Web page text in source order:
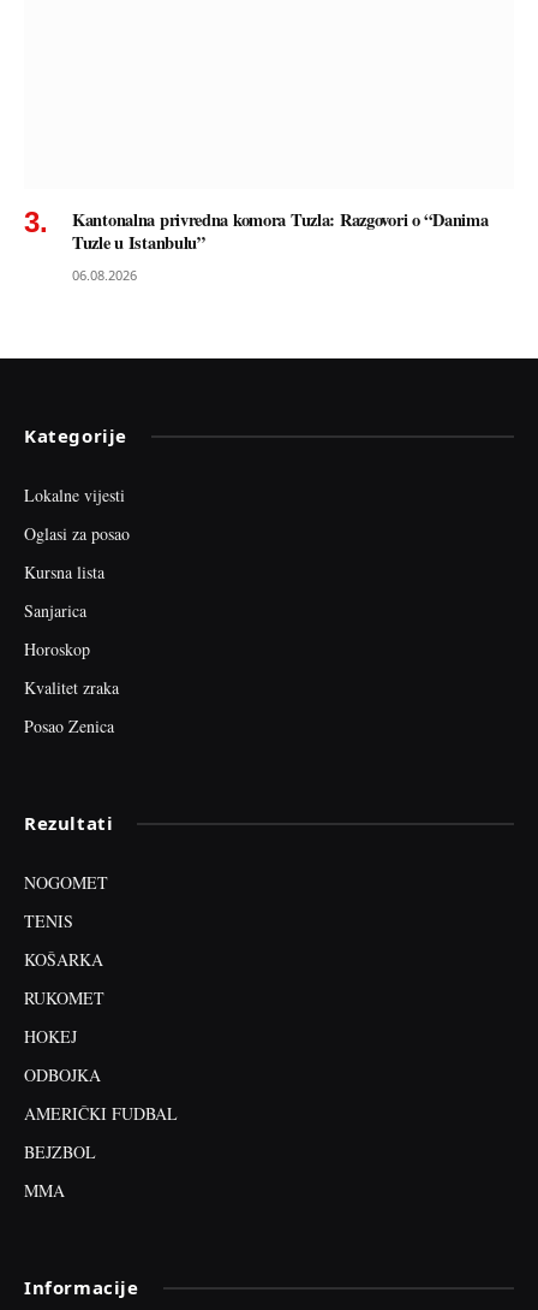
Kantonalna privredna komora Tuzla: Razgovori o “Danima
Tuzle u Istanbulu”
06.08.2026
Kategorije
Lokalne vijesti
Oglasi za posao
Kursna lista
Sanjarica
Horoskop
Kvalitet zraka
Posao Zenica
Rezultati
NOGOMET
TENIS
KOŠARKA
RUKOMET
HOKEJ
ODBOJKA
AMERIČKI FUDBAL
BEJZBOL
MMA
Informacije